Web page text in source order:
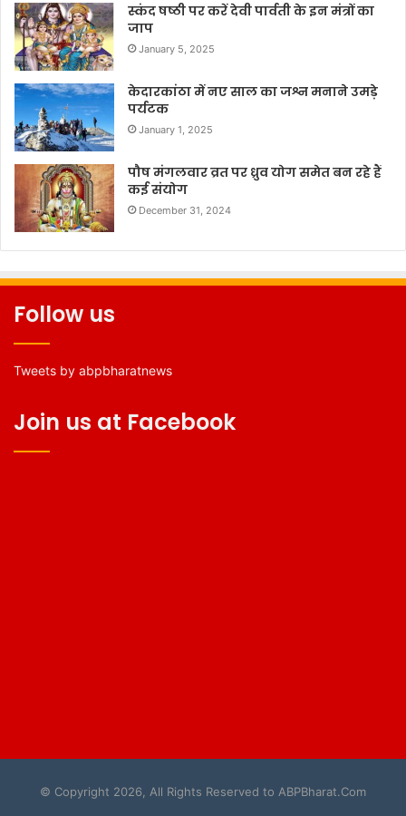
स्कंद षष्ठी पर करें देवी पार्वती के इन मंत्रों का
जाप
January 5, 2025
केदारकांठा में नए साल का जश्न मनाने उमड़े
पर्यटक
January 1, 2025
पौष मंगलवार व्रत पर ध्रुव योग समेत बन रहे हैं
कई संयोग
December 31, 2024
Follow us
Tweets by abpbharatnews
Join us at Facebook
© Copyright 2026, All Rights Reserved to ABPBharat.Com